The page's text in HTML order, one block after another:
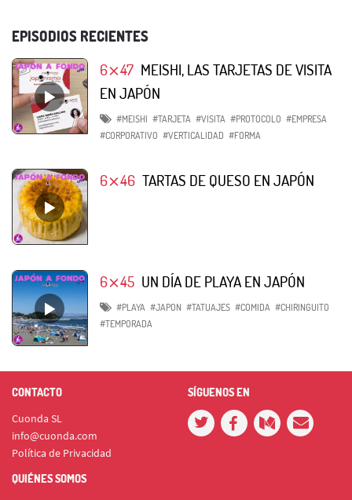
EPISODIOS RECIENTES
6⨯47 MEISHI, LAS TARJETAS DE VISITA
EN JAPÓN
#MEISHI #TARJETA #VISITA #PROTOCOLO #EMPRESA
#CORPORATIVO #VERTICALIDAD #FORMA
6⨯46 TARTAS DE QUESO EN JAPÓN
6⨯45 UN DÍA DE PLAYA EN JAPÓN
#PLAYA #JAPON #TATUAJES #COMIDA #CHIRINGUITO
#TEMPORADA
CONTACTO
Cuonda SL
info@cuonda.com
Política de Privacidad
SÍGUENOS EN
QUIÉNES SOMOS